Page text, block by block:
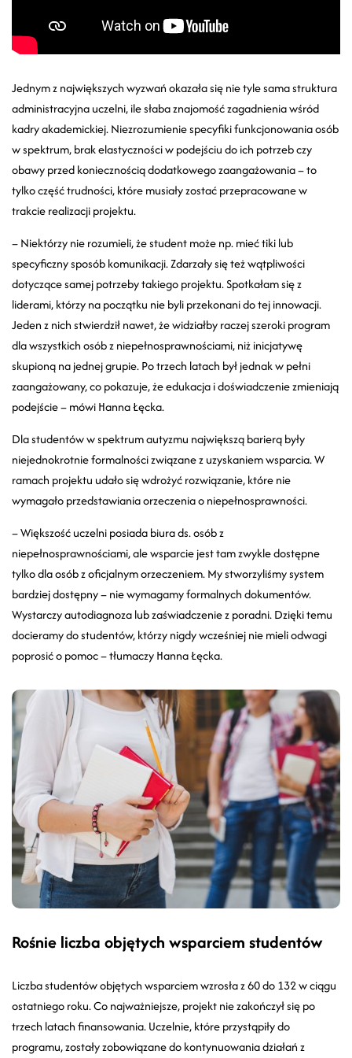
Jednym z największych wyzwań okazała się nie tyle sama struktura
administracyjna uczelni, ile słaba znajomość zagadnienia wśród
kadry akademickiej. Niezrozumienie specyfiki funkcjonowania osób
w spektrum, brak elastyczności w podejściu do ich potrzeb czy
obawy przed koniecznością dodatkowego zaangażowania – to
tylko część trudności, które musiały zostać przepracowane w
trakcie realizacji projektu.
– Niektórzy nie rozumieli, że student może np. mieć tiki lub
specyficzny sposób komunikacji. Zdarzały się też wątpliwości
dotyczące samej potrzeby takiego projektu. Spotkałam się z
liderami, którzy na początku nie byli przekonani do tej innowacji.
Jeden z nich stwierdził nawet, że widziałby raczej szeroki program
dla wszystkich osób z niepełnosprawnościami, niż inicjatywę
skupioną na jednej grupie. Po trzech latach był jednak w pełni
zaangażowany, co pokazuje, że edukacja i doświadczenie zmieniają
podejście – mówi Hanna Łęcka.
Dla studentów w spektrum autyzmu największą barierą były
niejednokrotnie formalności związane z uzyskaniem wsparcia. W
ramach projektu udało się wdrożyć rozwiązanie, które nie
wymagało przedstawiania orzeczenia o niepełnosprawności.
–Większość uczelni posiada biura ds. osób z
niepełnosprawnościami, ale wsparcie jest tam zwykle dostępne
tylko dla osób z oficjalnym orzeczeniem. My stworzyliśmy system
bardziej dostępny – nie wymagamy formalnych dokumentów.
Wystarczy autodiagnoza lub zaświadczenie z poradni. Dzięki temu
docieramy do studentów, którzy nigdy wcześniej nie mieli odwagi
poprosić o pomoc – tłumaczy Hanna Łęcka.
Rośnie liczba objętych wsparciem studentów
Liczba studentów objętych wsparciem wzrosła z 60 do 132 w ciągu
ostatniego roku. Co najważniejsze, projekt nie zakończył się po
trzech latach finansowania. Uczelnie, które przystąpiły do
programu, zostały zobowiązane do kontynuowania działań z